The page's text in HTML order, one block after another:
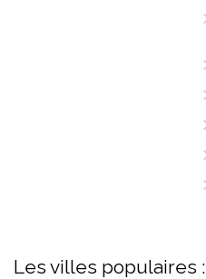
Les villes populaires :